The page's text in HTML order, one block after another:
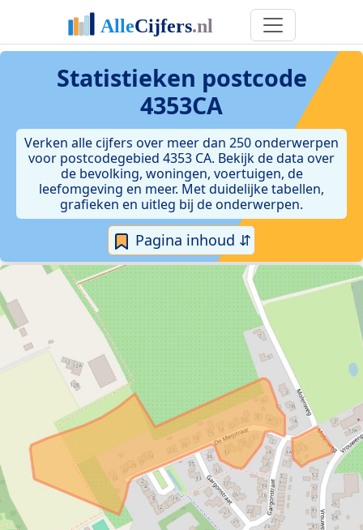
Statistieken postcode
4353CA
Verken alle cijfers over meer dan 250 onderwerpen
voor postcodegebied 4353 CA. Bekijk de data over
de bevolking, woningen, voertuigen, de
leefomgeving en meer. Met duidelijke tabellen,
grafieken en uitleg bij de onderwerpen.
Pagina inhoud ⇵